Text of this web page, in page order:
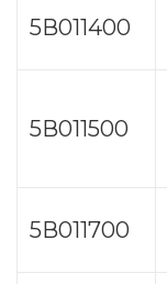
5В011400
5В011500
5В011700